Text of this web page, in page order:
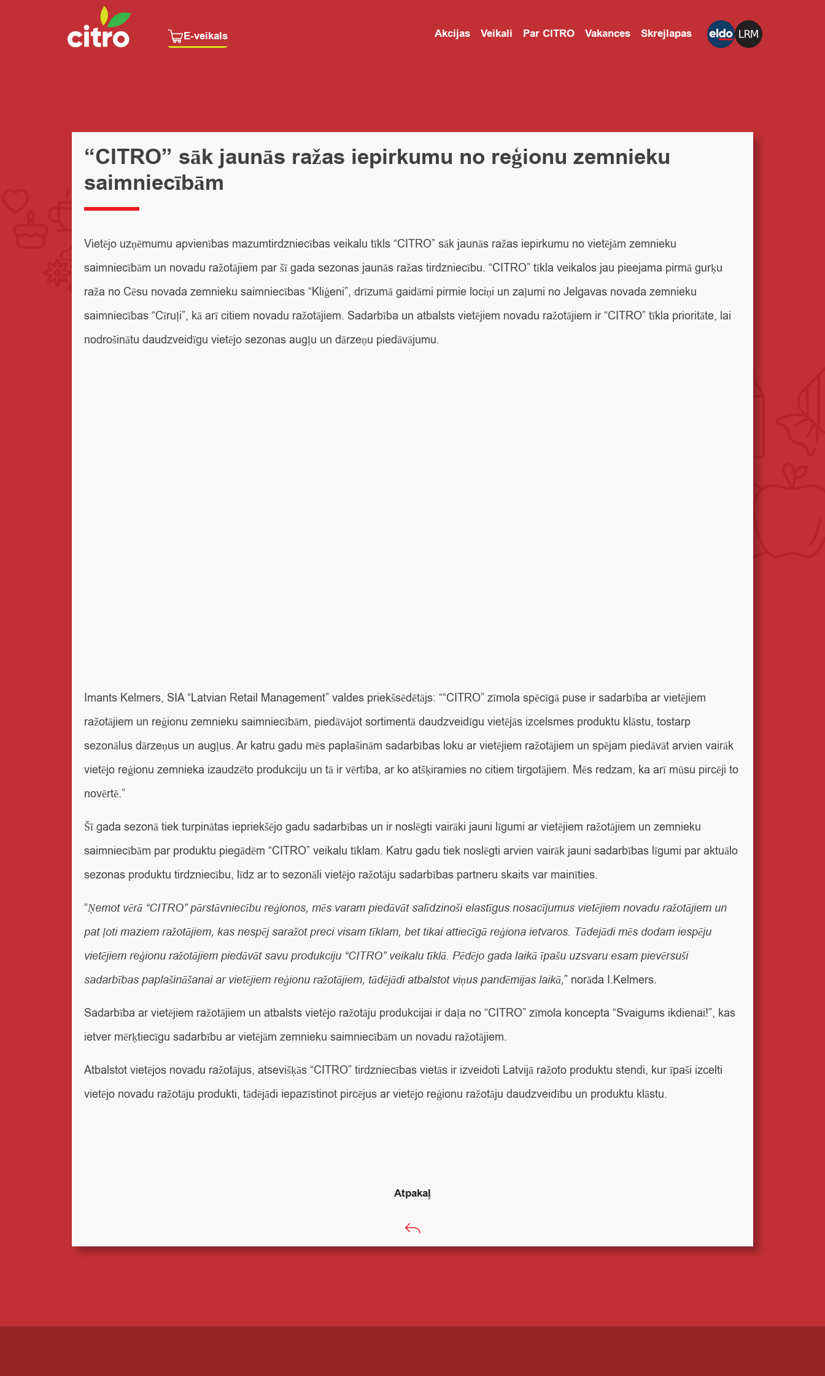
E-veikals Akcijas Veikali Par CITRO Vakances Skrejlapas
“CITRO” sāk jaunās ražas iepirkumu no reģionu zemnieku
saimniecībām
Vietējo uzņēmumu apvienības mazumtirdzniecības veikalu tīkls “CITRO” sāk jaunās ražas iepirkumu no vietējām zemnieku
saimniecībām un novadu ražotājiem par šī gada sezonas jaunās ražas tirdzniecību. “CITRO” tīkla veikalos jau pieejama pirmā gurķu
raža no Cēsu novada zemnieku saimniecības “Kliģeni”, drīzumā gaidāmi pirmie lociņi un zaļumi no Jelgavas novada zemnieku
saimniecības “Cīruļi”, kā arī citiem novadu ražotājiem. Sadarbība un atbalsts vietējiem novadu ražotājiem ir “CITRO” tīkla prioritāte, lai
nodrošinātu daudzveidīgu vietējo sezonas augļu un dārzeņu piedāvājumu.
Imants Kelmers, SIA “Latvian Retail Management” valdes priekšsēdētājs: ““CITRO” zīmola spēcīgā puse ir sadarbība ar vietējiem
ražotājiem un reģionu zemnieku saimniecībām, piedāvājot sortimentā daudzveidīgu vietējās izcelsmes produktu klāstu, tostarp
sezonālus dārzeņus un augļus. Ar katru gadu mēs paplašinām sadarbības loku ar vietējiem ražotājiem un spējam piedāvāt arvien vairāk
vietējo reģionu zemnieka izaudzēto produkciju un tā ir vērtība, ar ko atšķiramies no citiem tirgotājiem. Mēs redzam, ka arī mūsu pircēji to
novērtē.”
Šī gada sezonā tiek turpinātas iepriekšējo gadu sadarbības un ir noslēgti vairāki jauni līgumi ar vietējiem ražotājiem un zemnieku
saimniecībām par produktu piegādēm “CITRO” veikalu tīklam. Katru gadu tiek noslēgti arvien vairāk jauni sadarbības līgumi par aktuālo
sezonas produktu tirdzniecību, līdz ar to sezonāli vietējo ražotāju sadarbības partneru skaits var mainīties.
“Ņemot vērā “CITRO” pārstāvniecību reģionos, mēs varam piedāvāt salīdzinoši elastīgus nosacījumus vietējiem novadu ražotājiem un
pat ļoti maziem ražotājiem, kas nespēj saražot preci visam tīklam, bet tikai attiecīgā reģiona ietvaros. Tādejādi mēs dodam iespēju
vietējiem reģionu ražotājiem piedāvāt savu produkciju “CITRO” veikalu tīklā. Pēdējo gada laikā īpašu uzsvaru esam pievērsuši
sadarbības paplašināšanai ar vietējiem reģionu ražotājiem, tādējādi atbalstot viņus pandēmijas laikā,” norāda I.Kelmers.
Sadarbība ar vietējiem ražotājiem un atbalsts vietējo ražotāju produkcijai ir daļa no “CITRO” zīmola koncepta “Svaigums ikdienai!”, kas
ietver mērķtiecīgu sadarbību ar vietējām zemnieku saimniecībām un novadu ražotājiem.
Atbalstot vietējos novadu ražotājus, atsevišķās “CITRO” tirdzniecības vietās ir izveidoti Latvijā ražoto produktu stendi, kur īpaši izcelti
vietējo novadu ražotāju produkti, tādējādi iepazīstinot pircējus ar vietējo reģionu ražotāju daudzveidību un produktu klāstu.
Atpakaļ